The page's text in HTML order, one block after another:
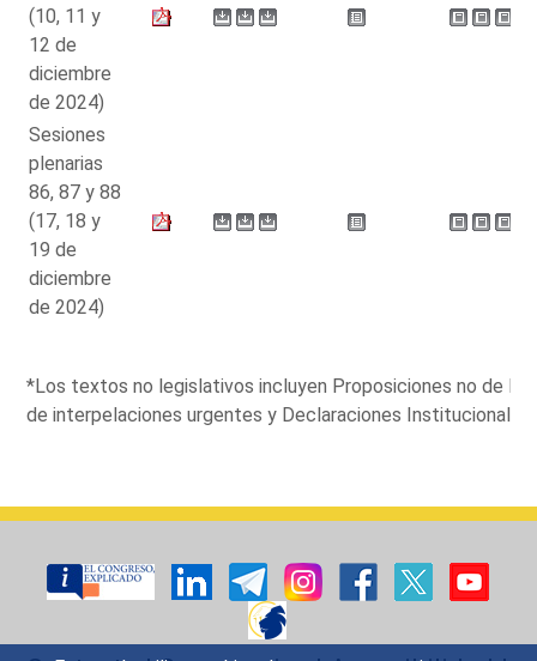
(10, 11 y
12 de
diciembre
de 2024)
Sesiones
plenarias
86, 87 y 88
(17, 18 y
19 de
diciembre
de 2024)
*Los textos no legislativos incluyen Proposiciones no de
de interpelaciones urgentes y Declaraciones Institucionales.